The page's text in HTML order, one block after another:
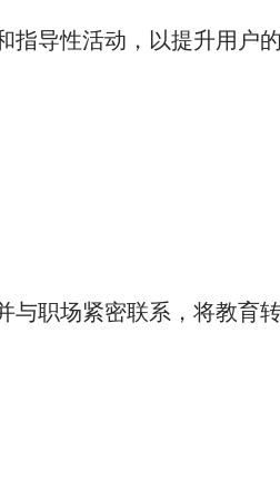
指导性活动，以提升用户的
与职场紧密联系，将教育